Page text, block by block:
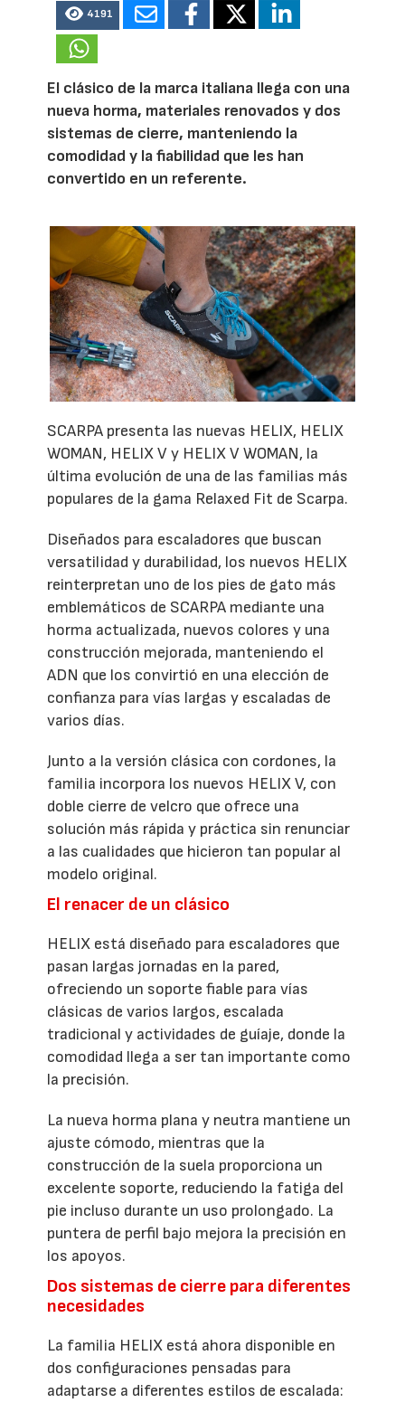
4191
El clásico de la marca italiana llega con una
nueva horma, materiales renovados y dos
sistemas de cierre, manteniendo la
comodidad y la fiabilidad que les han
convertido en un referente.
SCARPA presenta las nuevas HELIX, HELIX
WOMAN, HELIX V y HELIX V WOMAN, la
última evolución de una de las familias más
populares de la gama Relaxed Fit de Scarpa.
Diseñados para escaladores que buscan
versatilidad y durabilidad, los nuevos HELIX
reinterpretan uno de los pies de gato más
emblemáticos de SCARPA mediante una
horma actualizada, nuevos colores y una
construcción mejorada, manteniendo el
ADN que los convirtió en una elección de
confianza para vías largas y escaladas de
varios días.
Junto a la versión clásica con cordones, la
familia incorpora los nuevos HELIX V, con
doble cierre de velcro que ofrece una
solución más rápida y práctica sin renunciar
a las cualidades que hicieron tan popular al
modelo original.
El renacer de un clásico
HELIX está diseñado para escaladores que
pasan largas jornadas en la pared,
ofreciendo un soporte fiable para vías
clásicas de varios largos, escalada
tradicional y actividades de guíaje, donde la
comodidad llega a ser tan importante como
la precisión.
La nueva horma plana y neutra mantiene un
ajuste cómodo, mientras que la
construcción de la suela proporciona un
excelente soporte, reduciendo la fatiga del
pie incluso durante un uso prolongado. La
puntera de perfil bajo mejora la precisión en
los apoyos.
Dos sistemas de cierre para diferentes
necesidades
La familia HELIX está ahora disponible en
dos configuraciones pensadas para
adaptarse a diferentes estilos de escalada: